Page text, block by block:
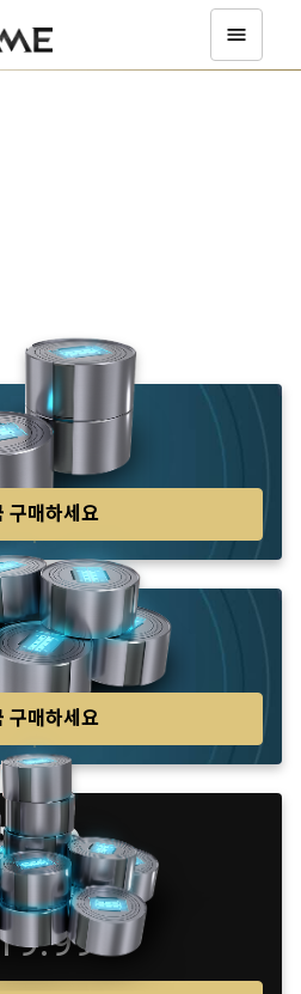
75
구매하세요
구매하세요